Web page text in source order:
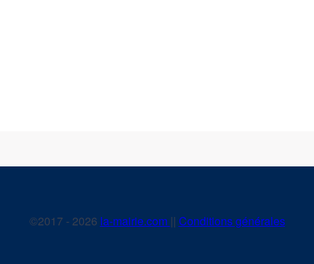
©2017 - 2026 la-mairie.com || Conditions générales